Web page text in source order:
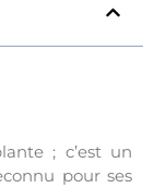
; c’est un
pour ses